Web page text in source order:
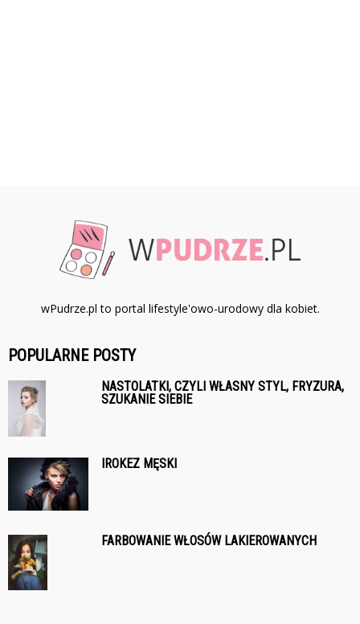
wPudrze.pl to portal lifestyle'owo-urodowy dla kobiet.
POPULARNE POSTY
NASTOLATKI, CZYLI WŁASNY STYL, FRYZURA,
SZUKANIE SIEBIE
IROKEZ MĘSKI
FARBOWANIE WŁOSÓW LAKIEROWANYCH